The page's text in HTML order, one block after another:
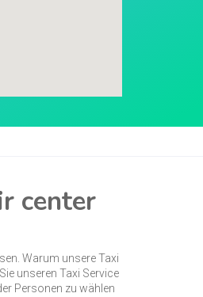
center
Warum unsere Taxi
unseren Taxi Service
Personen zu wählen